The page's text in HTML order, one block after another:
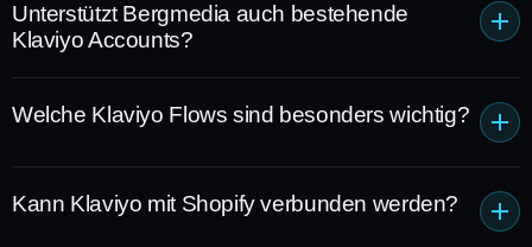
Unterstützt Bergmedia auch bestehende
Klaviyo Accounts?
Welche Klaviyo Flows sind besonders wichtig?
Kann Klaviyo mit Shopify verbunden werden?